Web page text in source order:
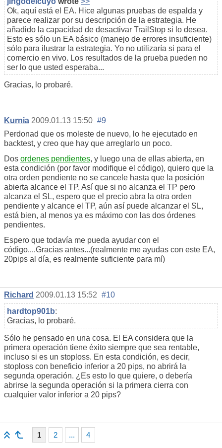
Ok, aquí está el EA. Hice algunas pruebas de espalda y
parece realizar por su descripción de la estrategia. He
añadido la capacidad de desactivar TrailStop si lo desea.
Esto es sólo un EA básico (manejo de errores insuficiente)
sólo para ilustrar la estrategia. Yo no utilizaría si para el
comercio en vivo. Los resultados de la prueba pueden no
ser lo que usted esperaba...
Gracias, lo probaré.
Kurnia 2009.01.13 15:50 #9
Perdonad que os moleste de nuevo, lo he ejecutado en
backtest, y creo que hay que arreglarlo un poco.
Dos ordenes pendientes, y luego una de ellas abierta, en
esta condición (por favor modifique el código), quiero que la
otra orden pendiente no se cancele hasta que la posición
abierta alcance el TP. Así que si no alcanza el TP pero
alcanza el SL, espero que el precio abra la otra orden
pendiente y alcance el TP, aún así puede alcanzar el SL,
está bien, al menos ya es máximo con las dos órdenes
pendientes.
Espero que todavía me pueda ayudar con el
código....Gracias antes...(realmente me ayudas con este EA,
20pips al día, es realmente suficiente para mí)
Richard 2009.01.13 15:52 #10
hardtop901b:
Gracias, lo probaré.
Sólo he pensado en una cosa. El EA considera que la
primera operación tiene éxito siempre que sea rentable,
incluso si es un stoploss. En esta condición, es decir,
stoploss con beneficio inferior a 20 pips, no abrirá la
segunda operación. ¿Es esto lo que quiere, o debería
abrirse la segunda operación si la primera cierra con
cualquier valor inferior a 20 pips?
1 2 ... 4